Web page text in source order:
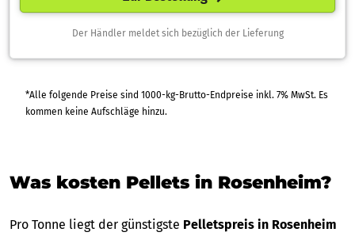
Der Händler meldet sich bezüglich der Lieferung
*Alle folgende Preise sind 1000-kg-Brutto-Endpreise inkl. 7% MwSt. Es
kommen keine Aufschläge hinzu.
Was kosten Pellets in Rosenheim?
Pro Tonne liegt der günstigste Pelletspreis in Rosenheim